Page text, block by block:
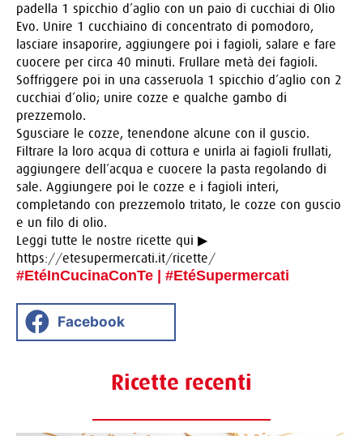
padella 1 spicchio d’aglio con un paio di cucchiai di Olio
Evo. Unire 1 cucchiaino di concentrato di pomodoro,
lasciare insaporire, aggiungere poi i fagioli, salare e fare
cuocere per circa 40 minuti. Frullare metà dei fagioli.
Soffriggere poi in una casseruola 1 spicchio d’aglio con 2
cucchiai d’olio; unire cozze e qualche gambo di
prezzemolo.
Sgusciare le cozze, tenendone alcune con il guscio.
Filtrare la loro acqua di cottura e unirla ai fagioli frullati,
aggiungere dell’acqua e cuocere la pasta regolando di
sale. Aggiungere poi le cozze e i fagioli interi,
completando con prezzemolo tritato, le cozze con guscio
e un filo di olio.
Leggi tutte le nostre ricette qui ▶
https://etesupermercati.it/ricette/
#EtéInCucinaConTe | #EtéSupermercati
Facebook
Ricette recenti